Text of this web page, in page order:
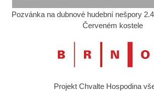
Pozvánka na dubnové hudební nešpory
Červeném kostele
Projekt Chvalte Hospodina